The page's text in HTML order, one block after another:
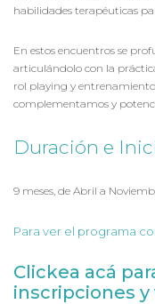
habilidades terapéuticas
En estos encuentros se
articulándolo con la
rol playing y
complementamos y
Duración e
9 meses, de Abril a
Para ver el programa
Clickea acá
inscripciones y